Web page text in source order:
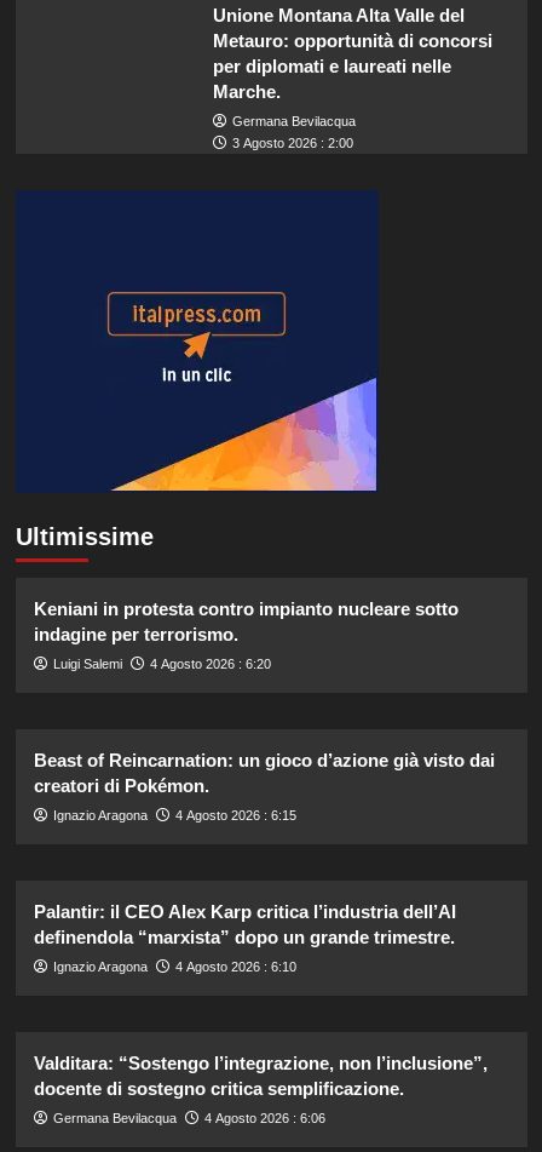
Unione Montana Alta Valle del
Metauro: opportunità di concorsi
per diplomati e laureati nelle
Marche.
Germana Bevilacqua
3 Agosto 2026 : 2:00
Ultimissime
Keniani in protesta contro impianto nucleare sotto
indagine per terrorismo.
Luigi Salemi 4 Agosto 2026 : 6:20
Beast of Reincarnation: un gioco d’azione già visto dai
creatori di Pokémon.
Ignazio Aragona 4 Agosto 2026 : 6:15
Palantir: il CEO Alex Karp critica l’industria dell’AI
definendola “marxista” dopo un grande trimestre.
Ignazio Aragona 4 Agosto 2026 : 6:10
Valditara: “Sostengo l’integrazione, non l’inclusione”,
docente di sostegno critica semplificazione.
Germana Bevilacqua 4 Agosto 2026 : 6:06